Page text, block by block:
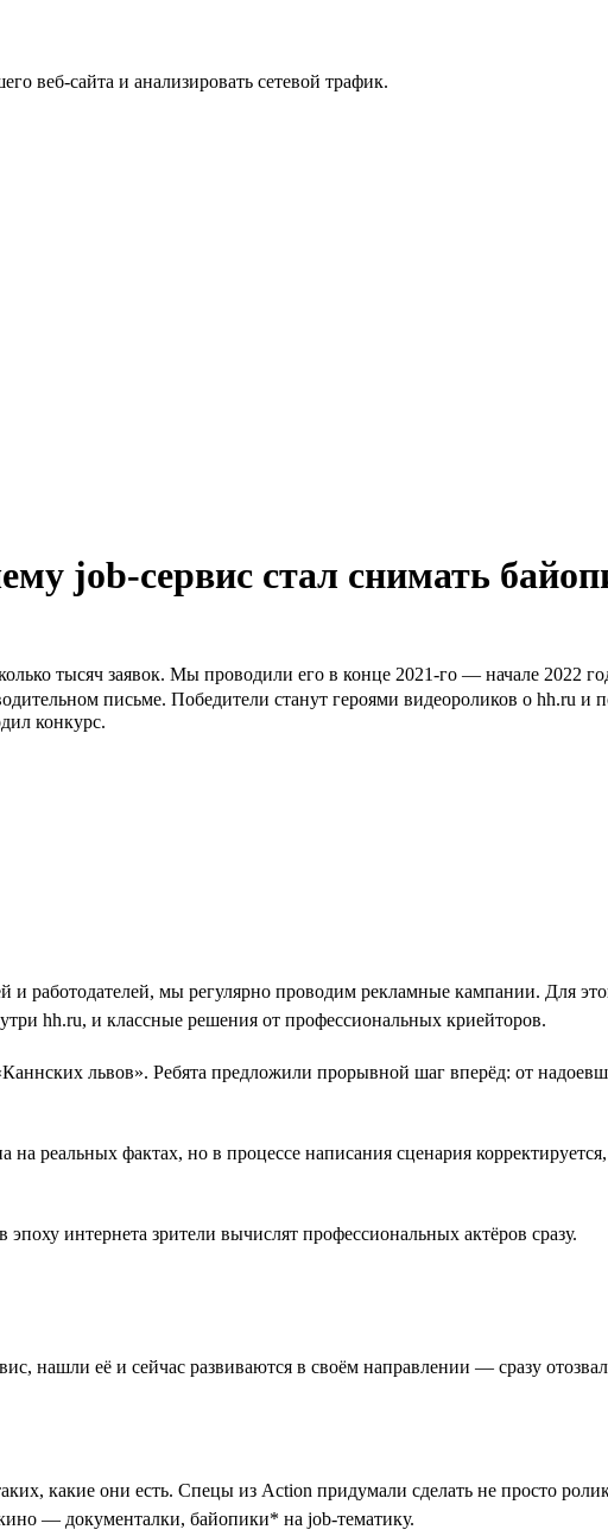
веб-сайта и анализировать сетевой трафик.
job-сервис стал снимать
тысяч заявок. Мы проводили его в конце 2021-го — начале 2022
письме. Победители станут героями видеороликов о hh.ru
конкурс.
и работодателей, мы регулярно проводим рекламные кампании. Для
hh.ru, и классные решения от профессиональных криейторов.
львов». Ребята предложили прорывной шаг вперёд: от
реальных фактах, но в процессе написания сценария
интернета зрители вычислят профессиональных актёров сразу.
нашли её и сейчас развиваются в своём направлении — сразу
какие они есть. Спецы из Action придумали сделать не просто
— документалки, байопики* на job-тематику.